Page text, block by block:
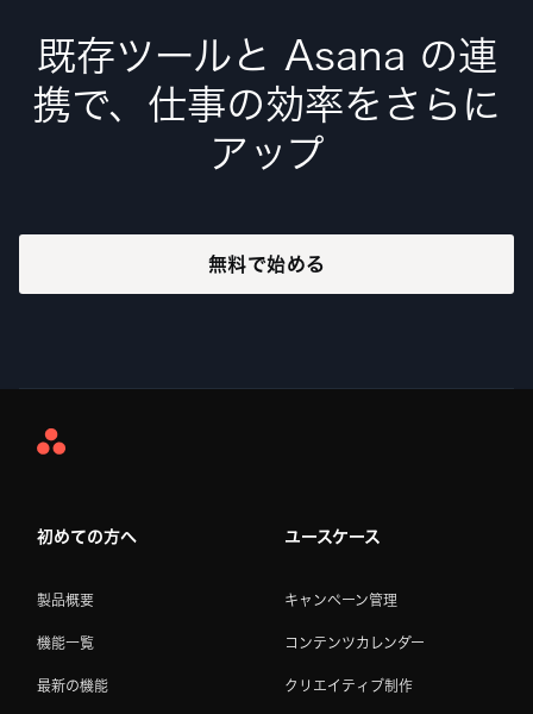
既存ツールと Asana の連
携で、仕事の効率をさらに
アップ
無料で始める
Asana
初めての方へ
製品概要
機能一覧
最新の機能
ユースケース
キャンペーン管理
コンテンツカレンダー
クリエイティブ制作